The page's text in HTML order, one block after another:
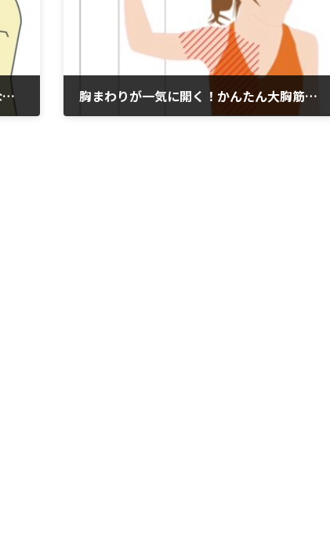
前腕屈筋群のストレッチ、意外とみんな足りてません！( 腕 ストレッチ 疲労 健康 ) 胸まわりが一気に開く！かんたん大胸筋ストレッチ( ストレッチ 巻き肩 整体 綾瀬 )